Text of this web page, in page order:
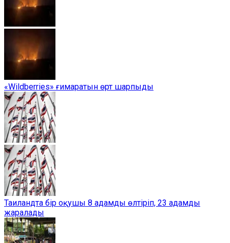
«Wildberries» ғимаратын өрт шарпыды
Таиландта бір оқушы 8 адамды өлтіріп, 23 адамды
жаралады